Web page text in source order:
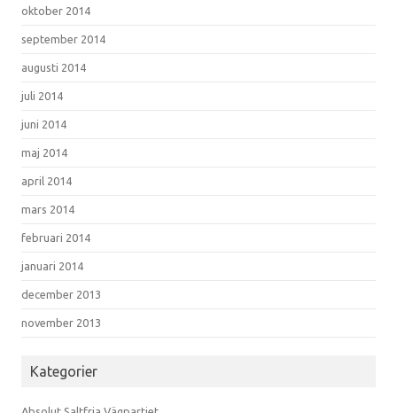
oktober 2014
september 2014
augusti 2014
juli 2014
juni 2014
maj 2014
april 2014
mars 2014
februari 2014
januari 2014
december 2013
november 2013
Kategorier